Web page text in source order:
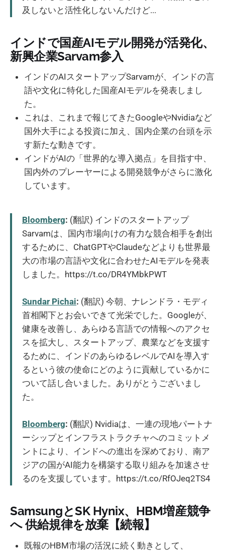
及しないと活性化しないんだけど...
インドで国産AIモデル開発が活発化、
新興企業Sarvam参入
インドのAIスタートアップSarvamが、インドの言
語や文化に特化した国産AIモデルを発表しまし
た。
これは、これまで報じてきたGoogleやNvidiaなど
国外大手による投資に加え、国内企業の台頭を示
す新たな動きです。
インドがAIの「世界的な導入拠点」を目指す中、
国内外のプレーヤーによる開発競争がさらに激化
しています。
Bloomberg: (翻訳) インドのスタートアップ
Sarvamは、国内市場向けの有力な競合相手を創出
するために、ChatGPTやClaudeなどよりも世界最
大の市場の言語や文化に合わせたAIモデルを発表
しました。https://t.co/DR4YMbkPWT
Sundar Pichai: (翻訳) 今朝、ナレンドラ・モディ
首相閣下とお会いできて光栄でした。Googleが、
健康を改善し、あらゆる言語での情報へのアクセ
スを拡大し、スタートアップ、農業などを支援す
るために、インドのあらゆるレベルでAIを導入す
るという彼の使命にどのように貢献しているかに
ついて話し合いました。ありがとうございまし
た。
Bloomberg: (翻訳) Nvidiaは、一連の現地パートナ
ーシップとインフラストラクチャへのコミットメ
ントにより、インドへの進出を深めており、南ア
ジアの国がAI能力を構築する取り組みを加速させ
るのを支援しています。https://t.co/RfOJeq2TS4
SamsungとSK Hynix、HBM増産競争
へ 供給規律を放棄【続報】
既報のHBM市場の活況に続く動きとして、